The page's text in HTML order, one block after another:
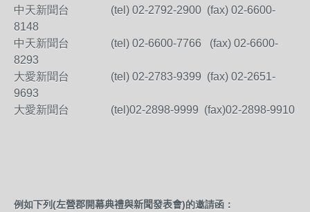
中天新聞台 (tel) 02-2792-2900 (fax) 02-6600-
8148
中天新聞台 (tel) 02-6600-7766 (fax) 02-6600-
8293
大愛新聞台 (tel) 02-2783-9399 (fax) 02-2651-
9693
大愛新聞台 (tel)02-2898-9999 (fax)02-2898-9910
例如下列(左營郡開幕典禮與新聞發表會)的邀請函：